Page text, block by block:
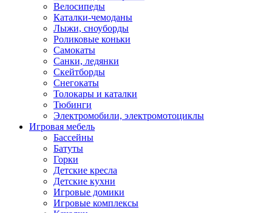
Велосипеды
Каталки-чемоданы
Лыжи, сноуборды
Роликовые коньки
Самокаты
Санки, ледянки
Скейтборды
Снегокаты
Толокары и каталки
Тюбинги
Электромобили, электромотоциклы
Игровая мебель
Бассейны
Батуты
Горки
Детские кресла
Детские кухни
Игровые домики
Игровые комплексы